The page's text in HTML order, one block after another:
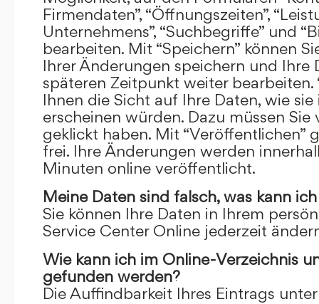
Firmendaten”, “Öffnungszeiten”,
Unternehmens”, “Suchbegriffe” und
bearbeiten. Mit “Speichern” können
Ihrer Änderungen speichern und Ihre
späteren Zeitpunkt weiter bearbeiten.
Ihnen die Sicht auf Ihre Daten, wie
erscheinen würden. Dazu müssen Sie
geklickt haben. Mit “Veröffentlichen”
frei. Ihre Änderungen werden
Minuten online veröffentlicht.
Meine Daten sind falsch, was kann
Sie können Ihre Daten in Ihrem
Service Center Online jederzeit
Wie kann ich im Online-Verzeichnis
gefunden werden?
Die Auffindbarkeit Ihres Eintrags